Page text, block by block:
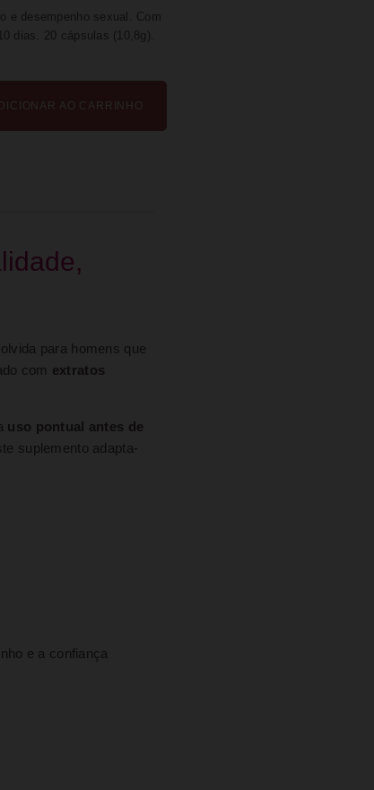
e desempenho sexual. Com
dias. 20 cápsulas (10,8g).
AO CARRINHO
para homens que
com extratos
uso pontual antes de
suplemento adapta-
e a confiança